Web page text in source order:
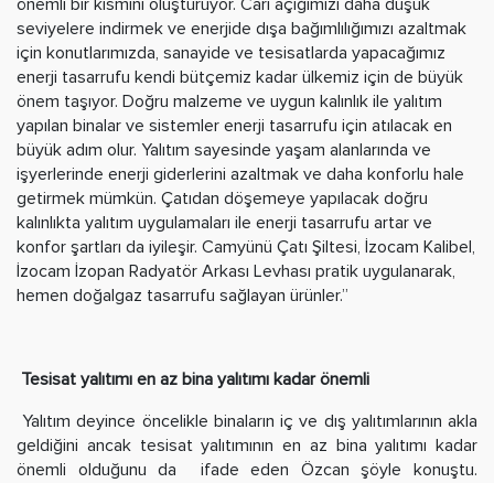
seviyelere indirmek ve enerjide dışa bağımlılığımızı azaltmak
için konutlarımızda, sanayide ve tesisatlarda yapacağımız
enerji tasarrufu kendi bütçemiz kadar ülkemiz için de büyük
önem taşıyor. Doğru malzeme ve uygun kalınlık ile yalıtım
yapılan binalar ve sistemler enerji tasarrufu için atılacak en
büyük adım olur. Yalıtım sayesinde yaşam alanlarında ve
işyerlerinde enerji giderlerini azaltmak ve daha konforlu hale
getirmek mümkün. Çatıdan döşemeye yapılacak doğru
kalınlıkta yalıtım uygulamaları ile enerji tasarrufu artar ve
konfor şartları da iyileşir. Camyünü Çatı Şiltesi, İzocam Kalibel,
İzocam İzopan Radyatör Arkası Levhası pratik uygulanarak,
hemen doğalgaz tasarrufu sağlayan ürünler.”
Tesisat yalıtımı en az bina yalıtımı kadar önemli
Yalıtım deyince öncelikle binaların iç ve dış yalıtımlarının akla
geldiğini ancak tesisat yalıtımının en az bina yalıtımı kadar
önemli olduğunu da ifade eden Özcan şöyle konuştu.